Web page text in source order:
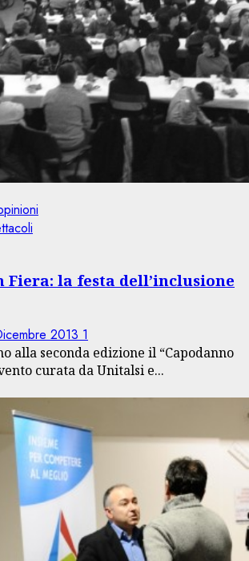
Fiera: la festa dell’inclusione
2013 1
alla seconda edizione il “Capodanno
curata da Unitalsi e...